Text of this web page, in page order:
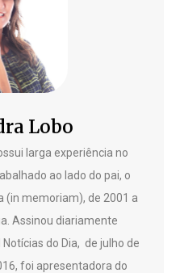
Lobo
larga experiência no
ao lado do pai, o
(in memoriam), de 2001 a
Assinou diariamente
do Dia, de julho de
foi apresentadora do